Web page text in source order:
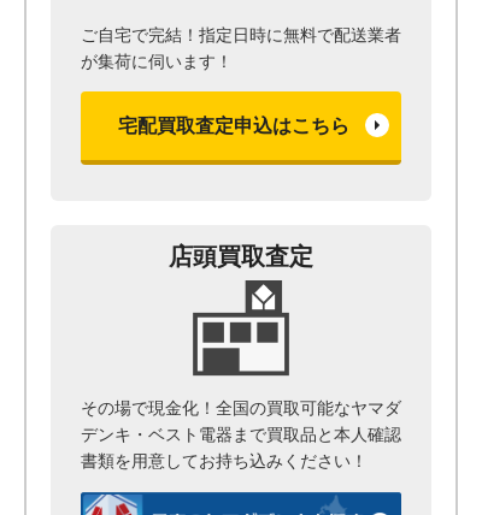
ご自宅で完結！指定日時に無料で配送業者
が集荷に伺います！
宅配買取査定申込はこちら
店頭買取査定
その場で現金化！全国の買取可能なヤマダ
デンキ・ベスト電器まで買取品と本人確認
書類を用意してお持ち込みください！